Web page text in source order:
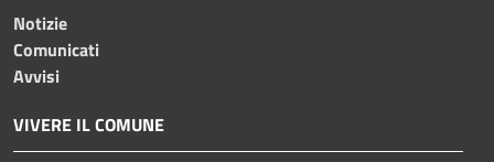
Notizie
Comunicati
Avvisi
VIVERE IL COMUNE